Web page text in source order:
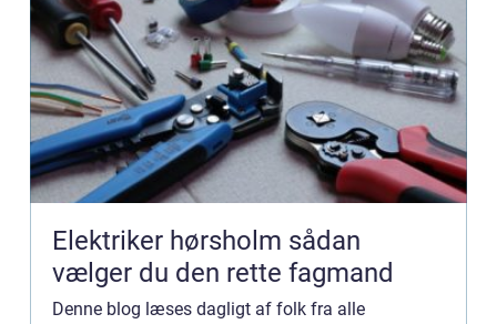
Elektriker hørsholm sådan
vælger du den rette fagmand
Denne blog læses dagligt af folk fra alle